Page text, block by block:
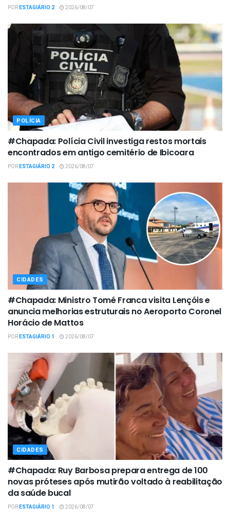
PORESTAGIÁRIO 2 2026/08/07
POLÍCIA
#Chapada: Polícia Civil investiga restos mortais
encontrados em antigo cemitério de Ibicoara
PORESTAGIÁRIO 2 2026/08/07
CIDADES
#Chapada: Ministro Tomé Franca visita Lençóis e
anuncia melhorias estruturais no Aeroporto Coronel
Horácio de Mattos
PORESTAGIÁRIO 1 2026/08/07
CIDADES
#Chapada: Ruy Barbosa prepara entrega de 100
novas próteses após mutirão voltado à reabilitação
da saúde bucal
PORESTAGIÁRIO 1 2026/08/07